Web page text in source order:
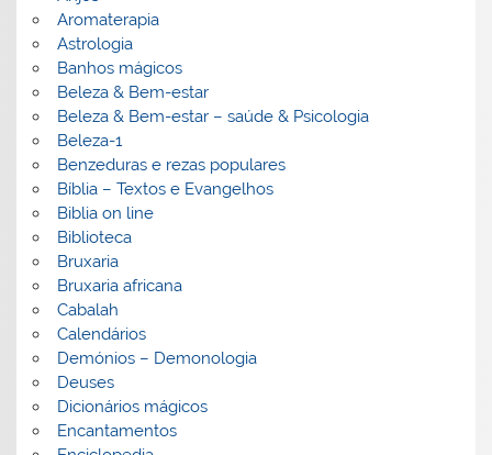
Aromaterapia
Astrologia
Banhos mágicos
Beleza & Bem-estar
Beleza & Bem-estar – saúde & Psicologia
Beleza-1
Benzeduras e rezas populares
Bíblia – Textos e Evangelhos
Biblia on line
Biblioteca
Bruxaria
Bruxaria africana
Cabalah
Calendários
Demónios – Demonologia
Deuses
Dicionários mágicos
Encantamentos